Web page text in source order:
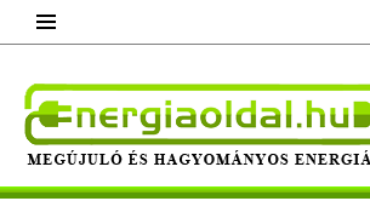
content
Megújuló és hagyományos